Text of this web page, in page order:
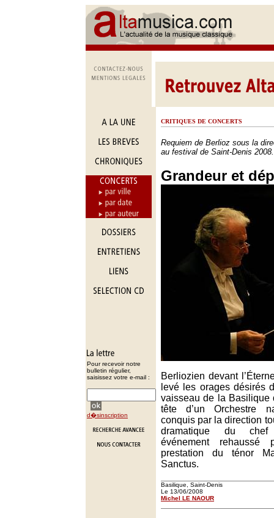
Pour recevoir notre
bulletin régulier,
saisissez votre e-mail :
d�sinscription
CRITIQUES DE CONCERTS
Requiem de Berlioz sous la
au festival de Saint-Denis 2008.
Grandeur et
Berliozien devant
levé les orages désirés
vaisseau de la Basilique
tête d’un Orchestre
conquis par la direction
dramatique du
événement
prestation du ténor
Sanctus.
Basilique, Saint-Denis
Le 13/06/2008
Michel LE NAOUR